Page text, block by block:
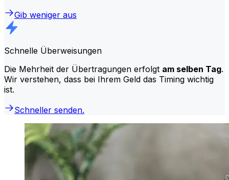
Gib weniger aus
Schnelle Überweisungen
Die Mehrheit der Übertragungen erfolgt am selben Tag.
Wir verstehen, dass bei Ihrem Geld das Timing wichtig
ist.
Schneller senden.